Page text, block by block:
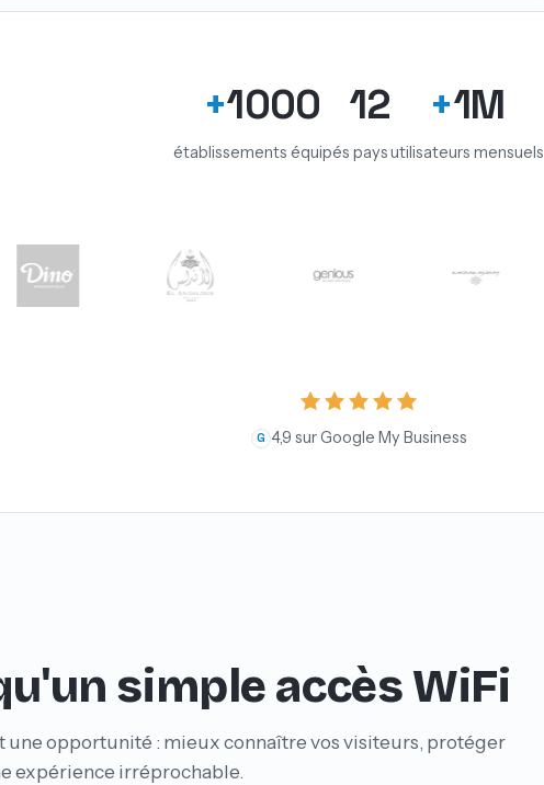
+1000
établissements équipés
12
pays
+1M
utilisateurs mensuels
G 4,9 sur Google My Business
simple accès WiFi
une opportunité : mieux connaître vos visiteurs, protéger
expérience irréprochable.